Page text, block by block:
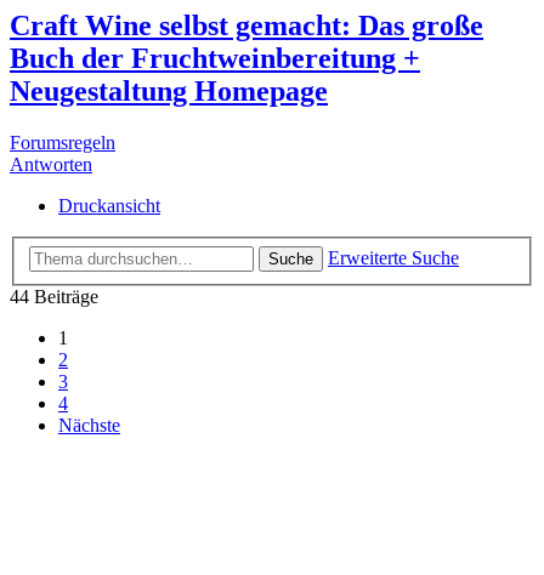
Craft Wine selbst gemacht: Das große
Buch der Fruchtweinbereitung +
Neugestaltung Homepage
Forumsregeln
Antworten
Druckansicht
Suche
Erweiterte Suche
44 Beiträge
1
2
3
4
Nächste